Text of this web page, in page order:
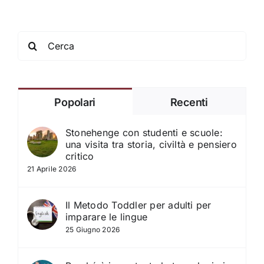
Popolari Recenti
Stonehenge con studenti e scuole:
una visita tra storia, civiltà e pensiero
critico
21 Aprile 2026
Il Metodo Toddler per adulti per
imparare le lingue
25 Giugno 2026